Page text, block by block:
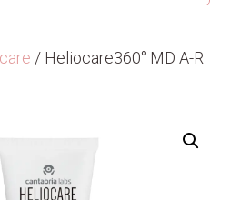
2026
Webshop
/ Heliocare360° MD A-R